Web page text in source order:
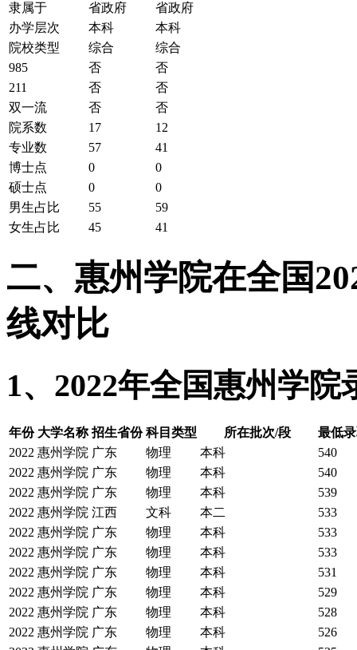
隶属于
省政府
省政府
办学层次
本科
本科
院校类型
综合
综合
985
否
否
211
否
否
双一流
否
否
院系数
17
12
专业数
57
41
博士点
0
0
硕士点
0
0
男生占比
55
59
女生占比
45 41
二、惠州学院在全国
线对比
1、2022年全国惠州学院
年份 大学名称 招生省份 科目类型 所在批次/段
最低
2022 惠州学院 广东 物理 本科
540
2022 惠州学院 广东 物理 本科
540
2022 惠州学院 广东 物理 本科
539
2022 惠州学院 江西 文科 本二
533
2022 惠州学院 广东 物理 本科
533
2022 惠州学院 广东 物理 本科
533
2022 惠州学院 广东 物理 本科
531
2022 惠州学院 广东 物理 本科
529
2022 惠州学院 广东 物理 本科
528
2022 惠州学院 广东 物理 本科
526